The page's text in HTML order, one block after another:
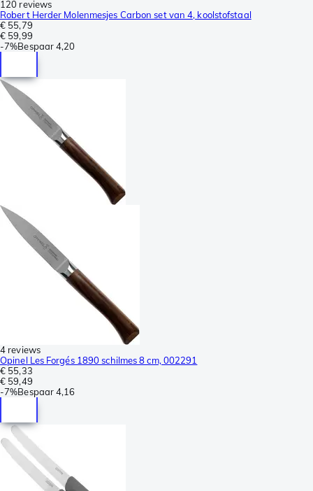
120 reviews
Robert Herder Molenmesjes Carbon set van 4, koolstofstaal
€ 55,79
€ 59,99
-7%Bespaar4,20
4 reviews
Opinel Les Forgés 1890 schilmes 8 cm, 002291
€ 55,33
€ 59,49
-7%Bespaar4,16